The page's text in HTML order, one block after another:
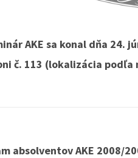
AKE sa konal dňa 24.
č. 113 (lokalizácia podľa
absolventov AKE 2008/